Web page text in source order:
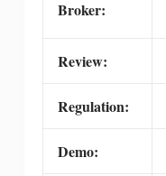
Broker:
Review:
Regulation:
Demo: